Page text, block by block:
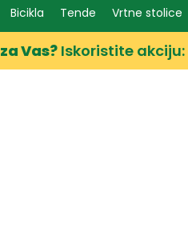
Bicikla Tende Vrtne stolice
Vas?Iskoristite akciju: